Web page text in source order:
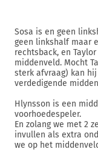
Sosa is en geen
geen linkshalf maar
rechtsback, en
middenveld. Mocht
sterk afvraag) kan
verdedigende
Hlynsson is een
voorhoedespeler.
En zolang we met 2
invullen als extra
we op het